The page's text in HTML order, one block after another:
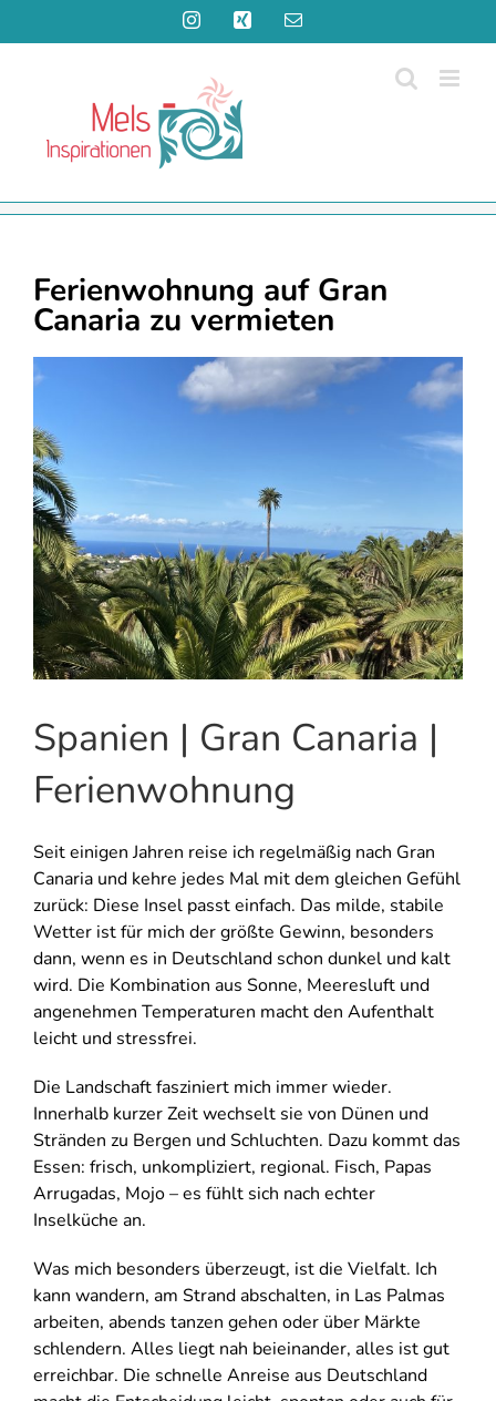
Inhalt
InstagramXing
E-
Ferienwohnung auf Gran
Canaria zu vermieten
Zeige
Bild
Spanien | Gran Canaria |
Ferienwohnung
Seit einigen Jahren reise ich regelmäßig nach Gran
Canaria und kehre jedes Mal mit dem gleichen Gefühl
zurück: Diese Insel passt einfach. Das milde, stabile
Wetter ist für mich der größte Gewinn, besonders
dann, wenn es in Deutschland schon dunkel und kalt
wird. Die Kombination aus Sonne, Meeresluft und
angenehmen Temperaturen macht den Aufenthalt
leicht und stressfrei.
Die Landschaft fasziniert mich immer wieder.
Innerhalb kurzer Zeit wechselt sie von Dünen und
Stränden zu Bergen und Schluchten. Dazu kommt das
Essen: frisch, unkompliziert, regional. Fisch, Papas
Arrugadas, Mojo – es fühlt sich nach echter
Inselküche an.
Was mich besonders überzeugt, ist die Vielfalt. Ich
kann wandern, am Strand abschalten, in Las Palmas
arbeiten, abends tanzen gehen oder über Märkte
schlendern. Alles liegt nah beieinander, alles ist gut
erreichbar. Die schnelle Anreise aus Deutschland